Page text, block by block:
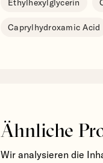
Ethylhexylglycerin
Caprylhydroxamic Acid
Ähnliche
Wir analysieren die